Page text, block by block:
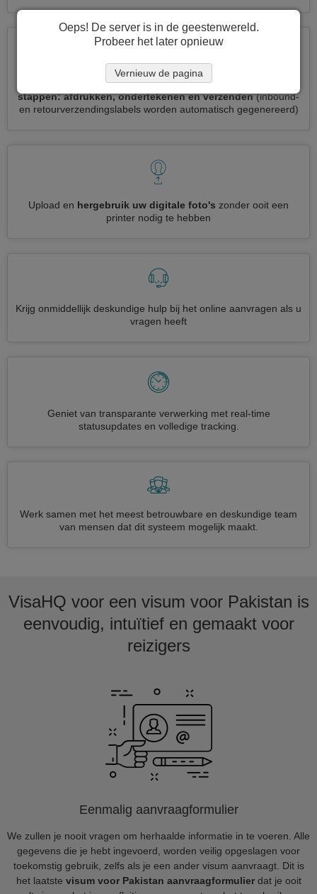
Verminder uw Pakistan visumaanvraag tot
stappen: afdrukken, ondertekenen en verzenden (inbound-
en retourverzendingslabels worden automatisch gegenereerd)
Upload en hergebruik uw digitale foto's zonder ooit een
printer nodig te hebben
Krijg onmiddellijk deskundige hulp bij het online aanvragen als u
vragen heeft
Geniet van transparante verwerking met real-time
statusupdates en volledige tracking.
Werk samen met het meest betrouwbare en deskundige team
van mensen dat dit systeem mogelijk maakt.
VisaHQ voor een visum voor Pakistan is
eenvoudig, intuïtief en gemaakt voor
reizigers
Eenmalig aanvraagformulier
We zullen je nooit vragen om herhaalde informatie in te voeren. Alle
gegevens die je hebt ingevoerd, worden veilig opgeslagen voor
toekomstig gebruik, zelfs als je een ander visum aanvraagt. Dit is
het laatste visum voor Pakistan aanvraagformulierdat je ooit
Oeps! De server is in de geestenwereld.
Probeer het later opnieuw
Vernieuw de pagina